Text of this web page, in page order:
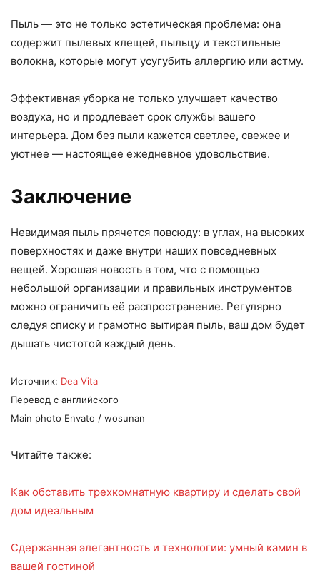
Пыль — это не только эстетическая проблема: она
содержит пылевых клещей, пыльцу и текстильные
волокна, которые могут усугубить аллергию или астму.
Эффективная уборка не только улучшает качество
воздуха, но и продлевает срок службы вашего
интерьера. Дом без пыли кажется светлее, свежее и
уютнее — настоящее ежедневное удовольствие.
Заключение
Невидимая пыль прячется повсюду: в углах, на высоких
поверхностях и даже внутри наших повседневных
вещей. Хорошая новость в том, что с помощью
небольшой организации и правильных инструментов
можно ограничить её распространение. Регулярно
следуя списку и грамотно вытирая пыль, ваш дом будет
дышать чистотой каждый день.
Источник: Dea Vita
Перевод с английского
Main photo Envato / wosunan
Читайте также:
Как обставить трехкомнатную квартиру и сделать свой
дом идеальным
Сдержанная элегантность и технологии: умный камин в
вашей гостиной